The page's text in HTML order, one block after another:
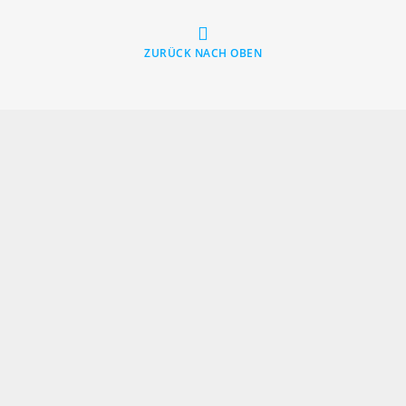
ZURÜCK NACH OBEN